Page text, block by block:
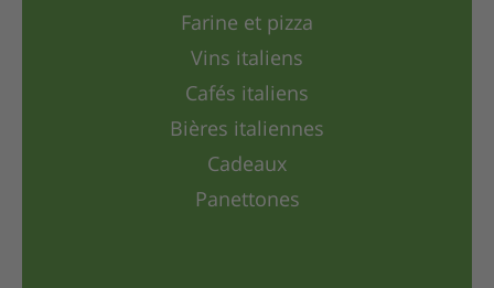
Farine et pizza
Vins italiens
Cafés italiens
Bières italiennes
Cadeaux
Panettones